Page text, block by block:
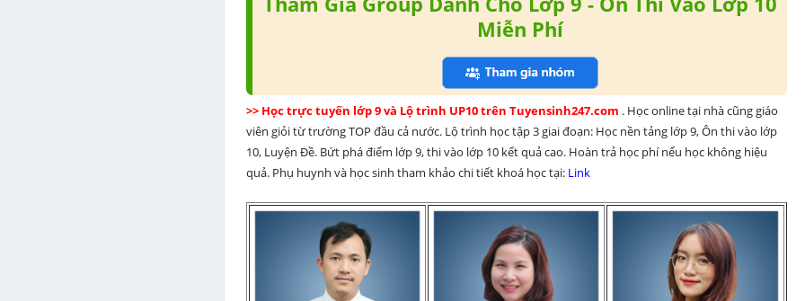
Miễn Phí
>> Học trực tuyến lớp 9 và Lộ trình UP10 trên Tuyensinh247.com . Học online tại nhà cũng giáo
viên giỏi từ trường TOP đầu cả nước. Lộ trình học tập 3 giai đoạn: Học nền tảng lớp 9, Ôn thi vào lớp
10, Luyện Đề. Bứt phá điểm lớp 9, thi vào lớp 10 kết quả cao. Hoàn trả học phí nếu học không hiệu
quả. Phụ huynh và học sinh tham khảo chi tiết khoá học tại: Link